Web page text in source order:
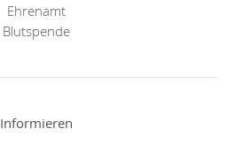
Ehrenamt
Blutspende
Informieren